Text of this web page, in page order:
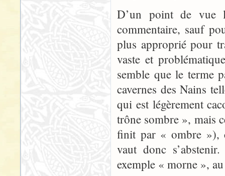
D’un point de vue
commentaire, sauf
plus approprié pour
vaste et
semble que le terme
cavernes des Nains
qui est légèrement
trône sombre », mais
finit par « ombre »),
vaut donc
exemple « morne »,